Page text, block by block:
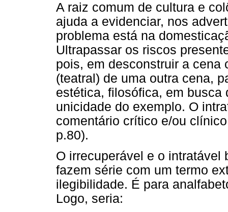
A raiz comum de cultura e
ajuda a evidenciar, nos
problema está na
Ultrapassar os riscos
pois, em desconstruir a cena
(teatral) de uma outra cena,
estética, filosófica, em busca
unicidade do exemplo. O
comentário crítico e/ou
p.80).
O irrecuperável e o intratável
fazem série com um termo
ilegibilidade. É para
Logo, seria: